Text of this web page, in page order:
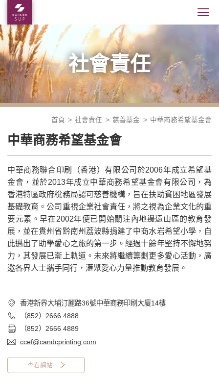
社會責任
首頁 社會責任 慈善基金 中華商務希望基金會
中華商務希望基金會
中華商務聯合印刷（香港）有限公司於2006年成立希望基
金會，並於2013年成立中華商務希望基金會有限公司，為
香港特區政府稅務局認可慈善機構，旨在扶助貧困地區發展
基礎教育。公司重視企業社會責任，將之視為企業文化的重
要元素。早在2002年便已開始關注內地邊遠山區的教育發
展，並在貴州省黔南州荔波縣捐建了中商水岩希望小學，自
此邁出了助學愛心之旅的第一步。經過十餘年堅持不懈地努
力，其發展已漸上軌道。未來將繼續籌劃更多愛心活動，廣
邀各界人士攜手同行，滙聚愛心力量推動教育發展。
香港新界大埔汀麗路36號中華商務印刷大廈14樓
（852）2666 4888
（852）2666 4889
ccef@candcprinting.com
查看網站